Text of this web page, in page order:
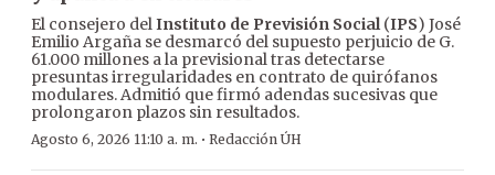
El consejero delInstituto de Previsión Social(IPS) José
Emilio Argaña se desmarcó del supuesto perjuicio de G.
61.000 millones a la previsional tras detectarse
presuntas irregularidades en contrato de quirófanos
modulares. Admitió que firmó adendas sucesivas que
prolongaron plazos sin resultados.
Agosto 6, 2026 11:10 a. m. · Redacción ÚH